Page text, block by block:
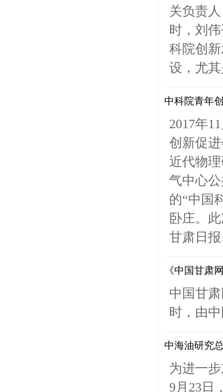
关负责
时，刘
科院创
设，尤
中科院青年
2017年
创新促
近代物
气中心
的“中国
卧庄。
甘肃日
《中国甘肃
中国甘
时，由
中海油研究
为进一
9月23日